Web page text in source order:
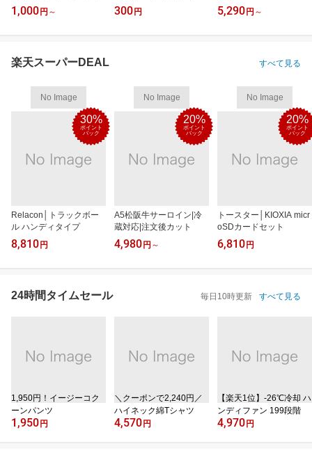
1,000 円 ～
ル」
300 円 5,290 円 ～
楽天スーパーDEAL すべて見る
No Image
30%
ポイント
バック
Relacon│トラックボー
ル ハンディタイプ
8,810 円
No Image
20%
ポイント
バック
A5松阪牛サーロイン|冷
蔵対応|注文後カット
4,980 円 ～
No Image
20%
ポイント
バック
トースター│KIOXIA micr
oSDカードセット
6,810 円
24時間タイムセール 毎日10時更新 すべて見る
1,950円！イージーコク
ーンパンツ
1,950 円
＼クーポンで2,240円／
ハイネック綿Tシャツ
4,570 円
【楽天1位】‐26℃冷却 ハ
ンディファン 199段階
4,970 円